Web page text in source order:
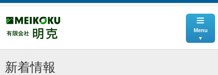
≡
Menu
新着情報